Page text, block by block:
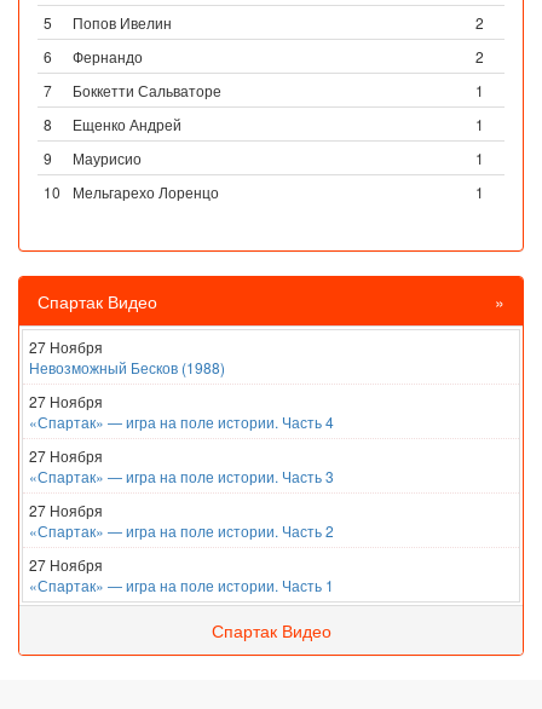
5
Попов Ивелин
2
6
Фернандо
2
7
Боккетти Сальваторе
1
8
Ещенко Андрей
1
9
Маурисио
1
10
Мельгарехо Лоренцо 1
Спартак Видео »
27 Ноября
Невозможный Бесков (1988)
27 Ноября
«Спартак» — игра на поле истории. Часть 4
27 Ноября
«Спартак» — игра на поле истории. Часть 3
27 Ноября
«Спартак» — игра на поле истории. Часть 2
27 Ноября
«Спартак» — игра на поле истории. Часть 1
Спартак Видео